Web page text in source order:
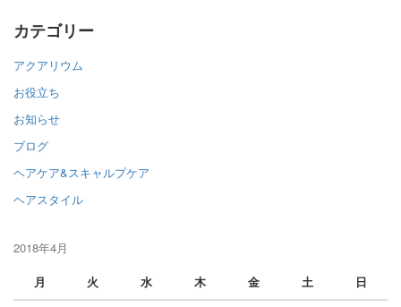
カテゴリー
アクアリウム
お役立ち
お知らせ
ブログ
ヘアケア&スキャルプケア
ヘアスタイル
2018年4月
月
火 水 木 金 土 日